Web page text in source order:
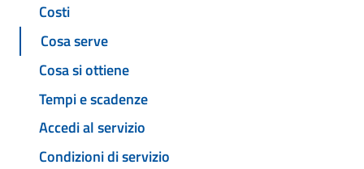
Costi
Cosa serve
Cosa si ottiene
Tempi e scadenze
Accedi al servizio
Condizioni di servizio